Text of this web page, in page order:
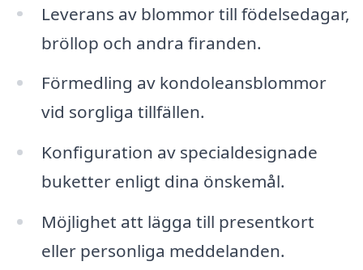
Leverans av blommor till födelsedagar,
bröllop och andra firanden.
Förmedling av kondoleansblommor
vid sorgliga tillfällen.
Konfiguration av specialdesignade
buketter enligt dina önskemål.
Möjlighet att lägga till presentkort
eller personliga meddelanden.